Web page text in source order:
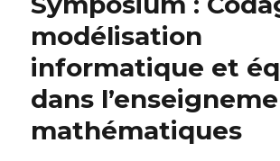
modélisation
informatique et
dans
mathématiques